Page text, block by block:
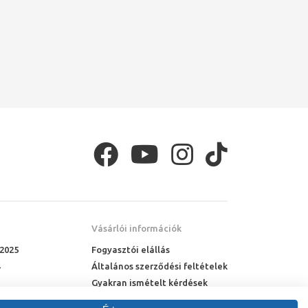
Vásárlói információk
Fogyasztói elállás
Általános szerződési feltételek
Gyakran ismételt kérdések
Online rendelés menete